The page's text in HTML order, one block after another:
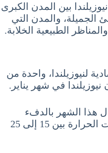
بين المدن الكبرى
الجميلة، والمدن التي
الطبيعية الخلابة.
لنيوزيلندا، واحدة من
في شهر يناير.
هذا الشهر بالدفء
والاعتدال، حيث تتراوح درجات الحرارة بين 15 إلى 25